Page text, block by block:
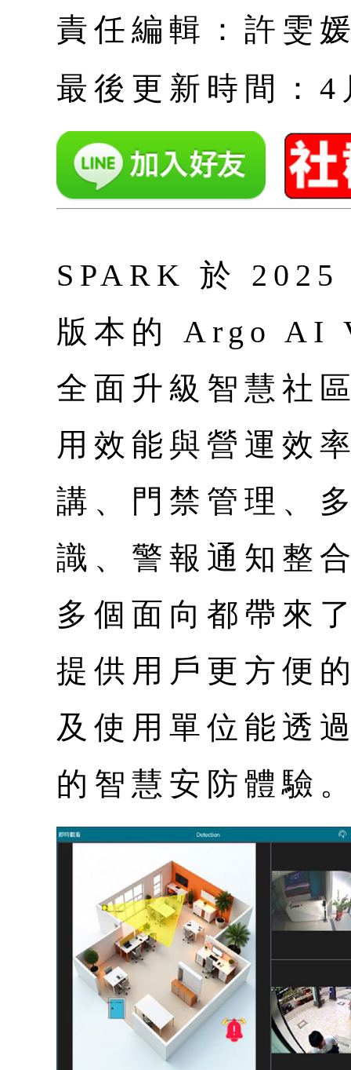
責任編輯：許雯
最後更新時間：
SPARK 於 2025
版本的 Argo AI
全面升級智慧社
用效能與營運效
講、門禁管理、
識、警報通知整
多個面向都帶來
提供用戶更方便
及使用單位能透
的智慧安防體驗